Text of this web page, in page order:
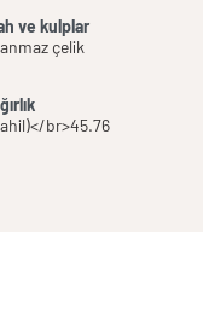
ve kulplar
çelik
br>45.76